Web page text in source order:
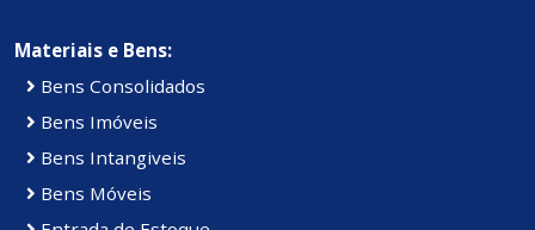
Materiais e Bens:
Bens Consolidados
Bens Imóveis
Bens Intangiveis
Bens Móveis